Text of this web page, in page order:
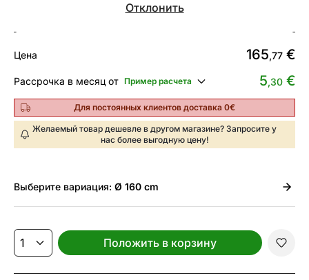
Отклонить
Срок доставки между 13.08 - 20.08
Цена 165,77 €
Рассрочка в месяц от Пример расчета 5,30 €
Для постоянных клиентов доставка 0€
Желаемый товар дешевле в другом магазине? Запросите у
нас более выгодную цену!
Выберите вариация: Ø 160 cm
Положить в корзину